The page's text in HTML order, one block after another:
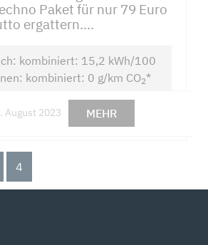
Paket für nur 79 Euro
ergattern....
kombiniert: 15,2 kWh/100
kombiniert: 0 g/km CO2*
August 2023 MEHR
4